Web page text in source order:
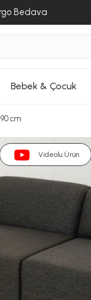
Bedava
Bebek & Çocuk
cm
Videolu Ürün